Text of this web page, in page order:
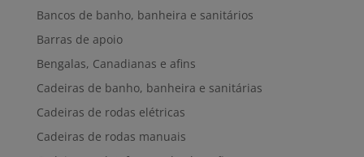
Bancos de banho, banheira e sanitários
Barras de apoio
Bengalas, Canadianas e afins
Cadeiras de banho, banheira e sanitárias
Cadeiras de rodas elétricas
Cadeiras de rodas manuais